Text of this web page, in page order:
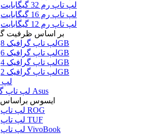
لپ تاپ رم 32 گیگابایت
لپ تاپ رم 16 گیگابایت
لپ تاپ رم 12 گیگابایت
بر اساس ظرفیت
لپ تاپ گرافیک 8GB
لپ تاپ گرافیک 6GB
لپ تاپ گرافیک 4GB
لپ تاپ گرافیک 2GB
لپ
لپ تاپ گیمینگ Asus
ایسوس
لپ تاپ ROG
لپ تاپ TUF
لپ تاپ VivoBook